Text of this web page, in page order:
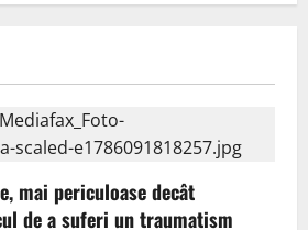
mai periculoase decât
de a suferi un traumatism